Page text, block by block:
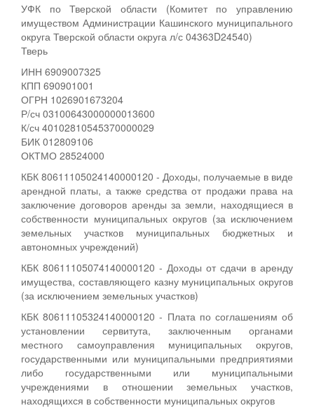
УФК по Тверской области (Комитет по управлению
имуществом Администрации Кашинского муниципального
округа Тверской области округа л/с 04363D24540)
Тверь
ИНН 6909007325
КПП 690901001
ОГРН 1026901673204
Р/сч 03100643000000013600
К/сч 40102810545370000029
БИК 012809106
ОКТМО 28524000
КБК 80611105024140000120 - Доходы, получаемые в виде
арендной платы, а также средства от продажи права на
заключение договоров аренды за земли, находящиеся в
собственности муниципальных округов (за исключением
земельных участков муниципальных бюджетных и
автономных учреждений)
КБК 80611105074140000120 - Доходы от сдачи в аренду
имущества, составляющего казну муниципальных округов
(за исключением земельных участков)
КБК 80611105324140000120 - Плата по соглашениям об
установлении сервитута, заключенным органами
местного самоуправления муниципальных округов,
государственными или муниципальными предприятиями
либо государственными или муниципальными
учреждениями в отношении земельных участков,
находящихся в собственности муниципальных округов